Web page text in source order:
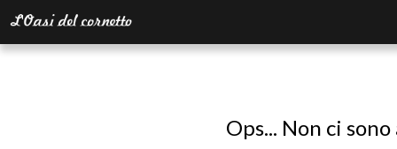
Ops... Non ci